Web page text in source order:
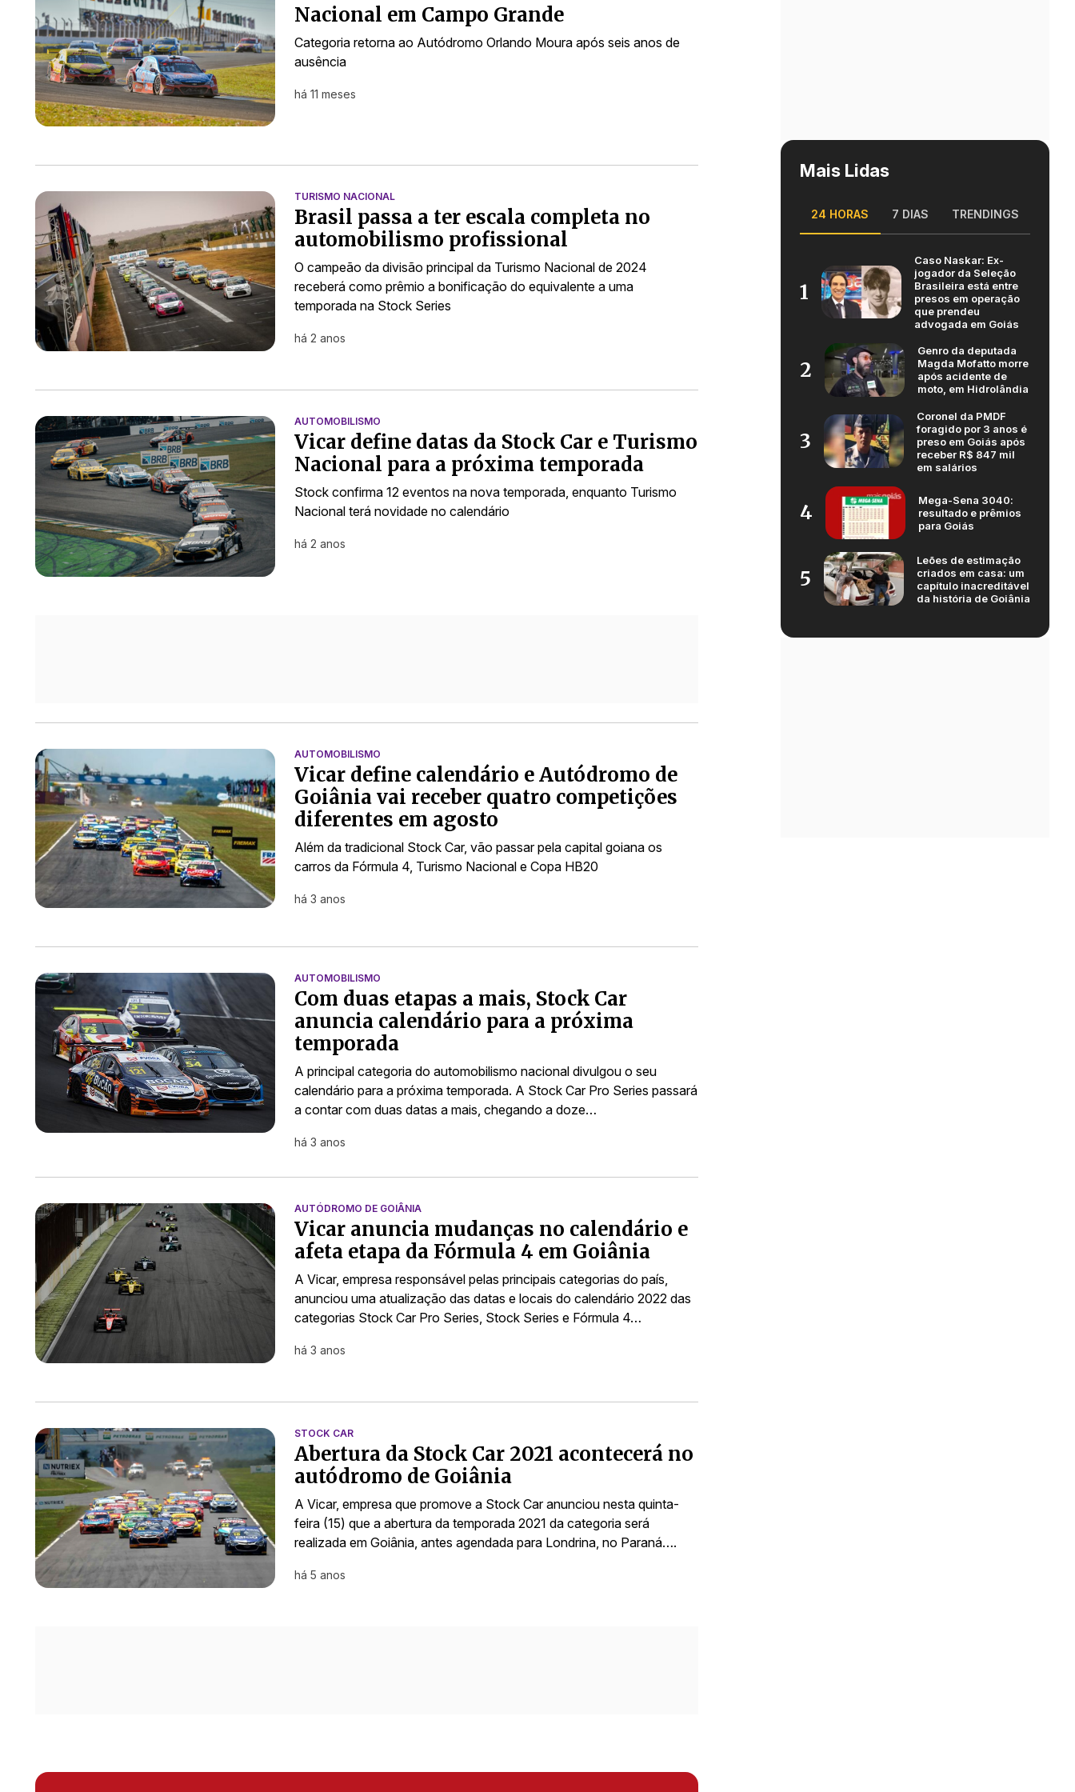
Nacional em Campo Grande
Categoria retorna ao Autódromo Orlando Moura após seis anos de
ausência
há 11 meses
TURISMO NACIONAL
Brasil passa a ter escala completa no
automobilismo profissional
O campeão da divisão principal da Turismo Nacional de 2024
receberá como prêmio a bonificação do equivalente a uma
temporada na Stock Series
há 2 anos
AUTOMOBILISMO
Vicar define datas da Stock Car e Turismo
Nacional para a próxima temporada
Stock confirma 12 eventos na nova temporada, enquanto Turismo
Nacional terá novidade no calendário
há 2 anos
AUTOMOBILISMO
Vicar define calendário e Autódromo de
Goiânia vai receber quatro competições
diferentes em agosto
Além da tradicional Stock Car, vão passar pela capital goiana os
carros da Fórmula 4, Turismo Nacional e Copa HB20
há 3 anos
AUTOMOBILISMO
Com duas etapas a mais, Stock Car
anuncia calendário para a próxima
temporada
A principal categoria do automobilismo nacional divulgou o seu
calendário para a próxima temporada. A Stock Car Pro Series passará
a contar com duas datas a mais, chegando a doze…
há 3 anos
AUTÓDROMO DE GOIÂNIA
Vicar anuncia mudanças no calendário e
afeta etapa da Fórmula 4 em Goiânia
A Vicar, empresa responsável pelas principais categorias do país,
anunciou uma atualização das datas e locais do calendário 2022 das
categorias Stock Car Pro Series, Stock Series e Fórmula 4…
há 3 anos
STOCK CAR
Abertura da Stock Car 2021 acontecerá no
autódromo de Goiânia
A Vicar, empresa que promove a Stock Car anunciou nesta quinta-
feira (15) que a abertura da temporada 2021 da categoria será
realizada em Goiânia, antes agendada para Londrina, no Paraná….
há 5 anos
Mais Lidas
24 HORAS 7 DIAS TRENDINGS
1
Caso Naskar: Ex-
jogador da Seleção
Brasileira está entre
presos em operação
que prendeu
advogada em Goiás
2
Genro da deputada
Magda Mofatto morre
após acidente de
moto, em Hidrolândia
3
Coronel da PMDF
foragido por 3 anos é
preso em Goiás após
receber R$ 847 mil
em salários
4
Mega-Sena 3040:
resultado e prêmios
para Goiás
5
Leões de estimação
criados em casa: um
capítulo inacreditável
da história de Goiânia